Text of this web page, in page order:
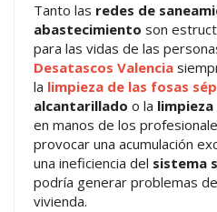
Tanto las redes de
abastecimiento son
para las vidas de las
Desatascos Valencia
la limpieza de las fosas
alcantarillado o la
en manos de los
provocar una acumulación
una ineficiencia del sistema
podría generar problemas
vivienda.